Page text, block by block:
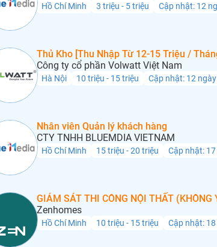
Hồ Chí Minh 3 triệu - 5 triệu Cập nhật: 12
Thủ Kho [Thu Nhập Từ 12-15 Triệu /
Công ty cổ phần Volwatt Việt Nam
Hà Nội 10 triệu - 15 triệu Cập nhật: 12 ngày
Nhân viên Quản lý khách hàng
CTY TNHH BLUEMDIA VIETNAM
Hồ Chí Minh 15 triệu - 20 triệu Cập nhật:
GIÁM SÁT THI CÔNG NỘI THẤT (KHÔNG
Zenhomes
Hồ Chí Minh 10 triệu - 15 triệu Cập nhật: